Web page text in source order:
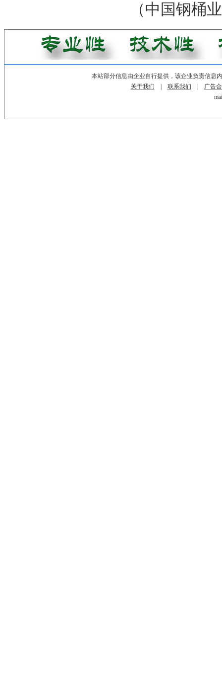
（中国钢桶
本站部分信息由企业自行提供，该企业负责信息
关于我们
联系我们
广告